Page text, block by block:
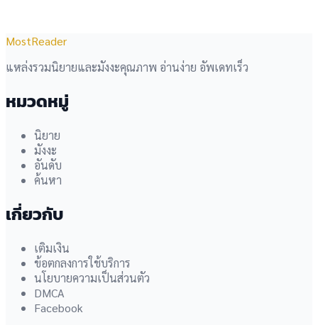
MostReader
แหล่งรวมนิยายและมังงะคุณภาพ อ่านง่าย อัพเดทเร็ว
หมวดหมู่
นิยาย
มังงะ
อันดับ
ค้นหา
เกี่ยวกับ
เติมเงิน
ข้อตกลงการใช้บริการ
นโยบายความเป็นส่วนตัว
DMCA
Facebook